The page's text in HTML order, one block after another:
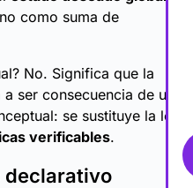
como suma de
No. Significa que la
ser consecuencia de una
se sustituye la lógica
verificables.
declarativo